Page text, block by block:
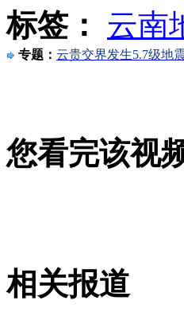
我军两栖装甲部队开展航
山西运城恶犬咬伤多人
标签：
云南
专题： 云贵交界发生5.7级地
您看完该视
相关报道